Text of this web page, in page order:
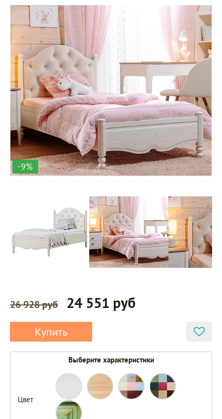
-9%
26 928 руб 24 551 руб
Купить
Выберите характеристики
Цвет